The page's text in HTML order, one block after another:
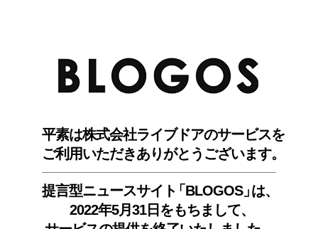
平素は株式会社ライブドアのサービスを
ご利用いただきありがとうございます。
提言型ニュースサイ ト「BLOGOS」は、
2022年5月31日をもちまして、